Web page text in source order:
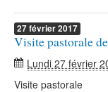
27février2017
Visite pastorale
Lundi 27 février
Visite pastorale